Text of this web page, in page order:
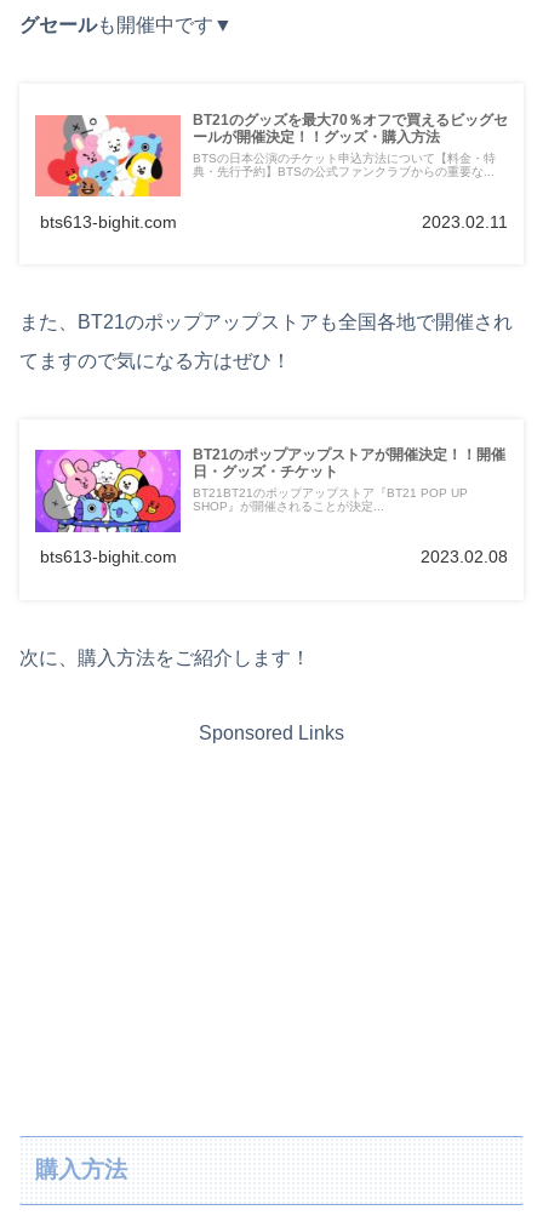
グセールも開催中です▼
BT21のグッズを最大70％オフで買えるビッグセ
ールが開催決定！！グッズ・購入方法
BTSの日本公演のチケット申込方法について【料金・特
典・先行予約】BTSの公式ファンクラブからの重要な...
bts613-bighit.com 2023.02.11
また、BT21のポップアップストアも全国各地で開催され
てますので気になる方はぜひ！
BT21のポップアップストアが開催決定！！開催
日・グッズ・チケット
BT21BT21のポップアップストア『BT21 POP UP
SHOP』が開催されることが決定...
bts613-bighit.com 2023.02.08
次に、購入方法をご紹介します！
Sponsored Links
購入方法